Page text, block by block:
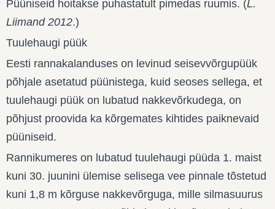
Püüniseid hoitakse puhastatult pimedas ruumis. (L.
Liimand 2012.)
Tuulehaugi püük
Eesti rannakalanduses on levinud seisevvõrgupüük
põhjale asetatud püünistega, kuid seoses sellega, et
tuulehaugi püük on lubatud nakkevõrkudega, on
põhjust proovida ka kõrgemates kihtides paiknevaid
püüniseid.
Rannikumeres on lubatud tuulehaugi püüda 1. maist
kuni 30. juunini ülemise selisega vee pinnale tõstetud
kuni 1,8 m kõrguse nakkevõrguga, mille silmasuurus